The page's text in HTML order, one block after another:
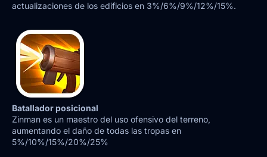
actualizaciones de los edificios en 3%/6%/9%/12%/15%.
Batallador posicional
Zinman es un maestro del uso ofensivo del terreno,
aumentando el daño de todas las tropas en
5%/10%/15%/20%/25%